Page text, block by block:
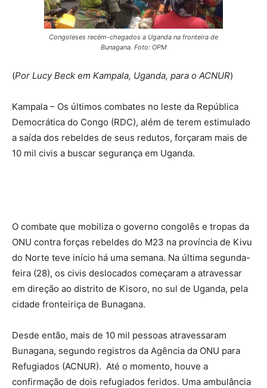
Congoleses recém-chegados a Uganda na fronteira de
Bunagana. Foto: OPM
(Por Lucy Beck em Kampala, Uganda, para o ACNUR)
Kampala – Os últimos combates no leste da República
Democrática do Congo (RDC), além de terem estimulado
a saída dos rebeldes de seus redutos, forçaram mais de
10 mil civis a buscar segurança em Uganda.
O combate que mobiliza o governo congolês e tropas da
ONU contra forças rebeldes do M23 na província de Kivu
do Norte teve início há uma semana. Na última segunda-
feira (28), os civis deslocados começaram a atravessar
em direção ao distrito de Kisoro, no sul de Uganda, pela
cidade fronteiriça de Bunagana.
Desde então, mais de 10 mil pessoas atravessaram
Bunagana, segundo registros da Agência da ONU para
Refugiados (ACNUR). Até o momento, houve a
confirmação de dois refugiados feridos. Uma ambulância